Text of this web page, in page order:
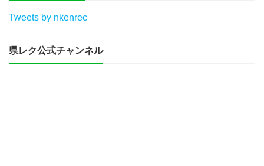
Tweets by nkenrec
県レク公式チャンネル